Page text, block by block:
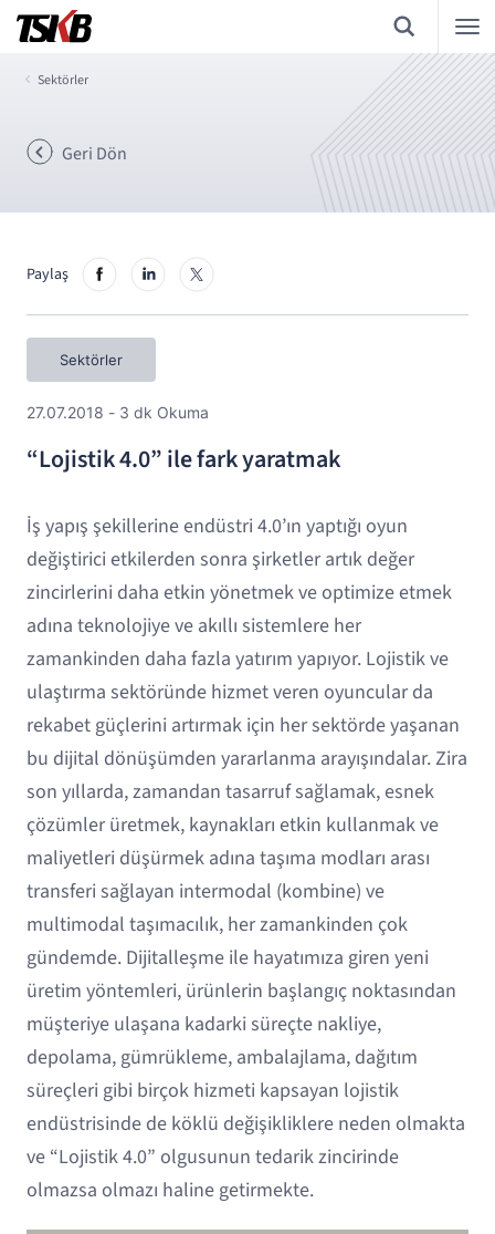
Sektörler
Geri Dön
Paylaş
Sektörler
27.07.2018 - 3 dk Okuma
“Lojistik 4.0” ile fark yaratmak
İş yapış şekillerine endüstri 4.0’ın yaptığı oyun
değiştirici etkilerden sonra şirketler artık değer
zincirlerini daha etkin yönetmek ve optimize etmek
adına teknolojiye ve akıllı sistemlere her
zamankinden daha fazla yatırım yapıyor. Lojistik ve
ulaştırma sektöründe hizmet veren oyuncular da
rekabet güçlerini artırmak için her sektörde yaşanan
bu dijital dönüşümden yararlanma arayışındalar. Zira
son yıllarda, zamandan tasarruf sağlamak, esnek
çözümler üretmek, kaynakları etkin kullanmak ve
maliyetleri düşürmek adına taşıma modları arası
transferi sağlayan intermodal (kombine) ve
multimodal taşımacılık, her zamankinden çok
gündemde. Dijitalleşme ile hayatımıza giren yeni
üretim yöntemleri, ürünlerin başlangıç noktasından
müşteriye ulaşana kadarki süreçte nakliye,
depolama, gümrükleme, ambalajlama, dağıtım
süreçleri gibi birçok hizmeti kapsayan lojistik
endüstrisinde de köklü değişikliklere neden olmakta
ve “Lojistik 4.0” olgusunun tedarik zincirinde
olmazsa olmazı haline getirmekte.